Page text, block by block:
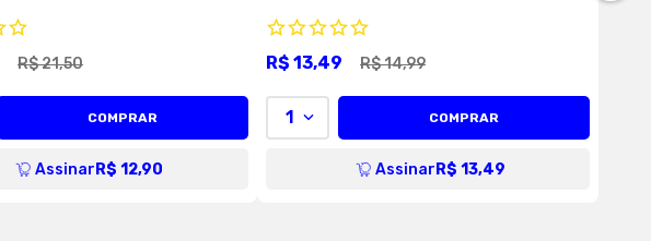
R$21,50
COMPRAR
Assinar R$ 12,90
R$14,99
R$ 13,49
1 COMPRAR
Assinar R$ 13,49